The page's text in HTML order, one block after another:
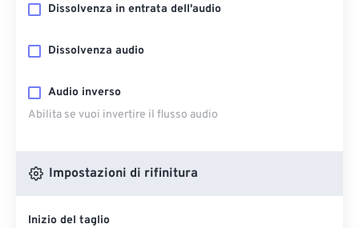
Dissolvenza in entrata dell'audio
Dissolvenza audio
Audio inverso
Abilita se vuoi invertire il flusso audio
Impostazioni di rifinitura
Inizio del taglio